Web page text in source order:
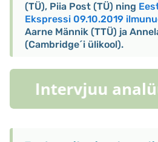
(TÜ), Piia Post (TÜ) ning
Ekspressi 09.10.2019
Aarne Männik (TTÜ) ja
(Cambridge´i ülikool).